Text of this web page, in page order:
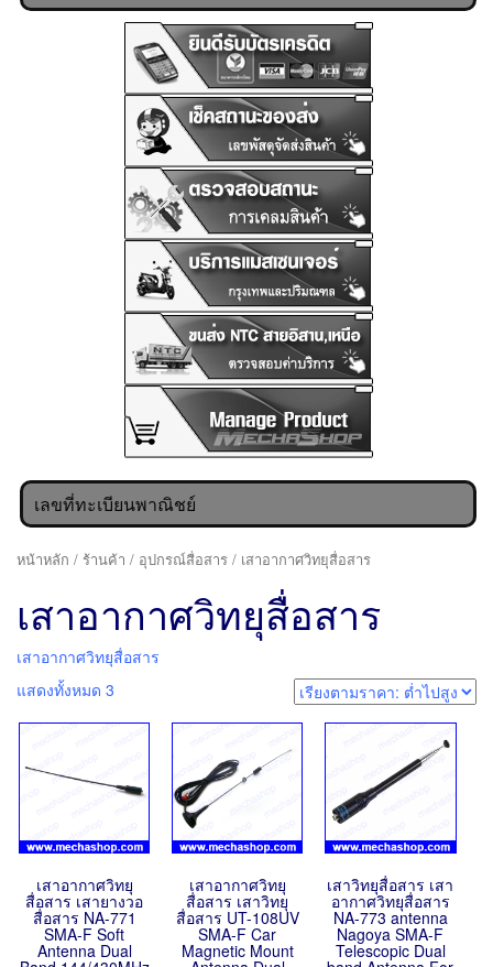
เลขที่ทะเบียนพาณิชย์
หน้าหลัก / ร้านค้า / อุปกรณ์สื่อสาร / เสาอากาศวิทยุสื่อสาร
เสาอากาศวิทยุสื่อสาร
เสาอากาศวิทยุสื่อสาร
แสดงทั้งหมด 3
เสาอากาศวิทยุ
สื่อสาร เสายางวอ
สื่อสาร NA-771
SMA-F Soft
Antenna Dual
เสาอากาศวิทยุ
สื่อสาร เสาวิทยุ
สื่อสาร UT-108UV
SMA-F Car
Magnetic Mount
เสาวิทยุสื่อสาร เสา
อากาศวิทยุสื่อสาร
NA-773 antenna
Nagoya SMA-F
Telescopic Dual